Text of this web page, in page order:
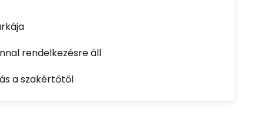
rendelkezésre áll
a szakértőtől